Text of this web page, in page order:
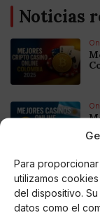
Para
utilizamos
del dispositivo.
datos como el
Noticias